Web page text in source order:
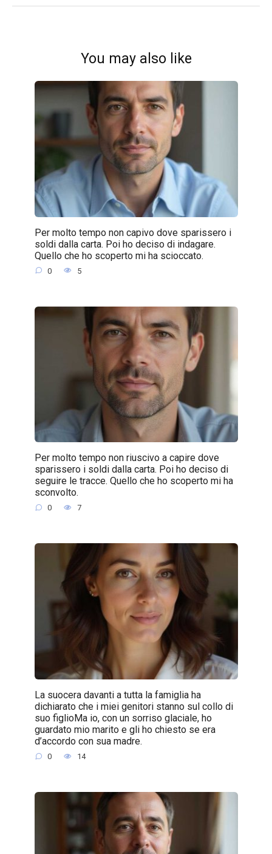
You may also like
Per molto tempo non capivo dove sparissero i
soldi dalla carta. Poi ho deciso di indagare.
Quello che ho scoperto mi ha scioccato.
0 5
Per molto tempo non riuscivo a capire dove
sparissero i soldi dalla carta. Poi ho deciso di
seguire le tracce. Quello che ho scoperto mi ha
sconvolto.
0 7
La suocera davanti a tutta la famiglia ha
dichiarato che i miei genitori stanno sul collo di
suo figlioMa io, con un sorriso glaciale, ho
guardato mio marito e gli ho chiesto se era
d’accordo con sua madre.
0 14